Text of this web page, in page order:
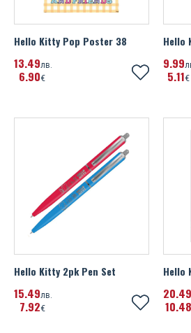
Hello Kitty Pop Poster 38
13 49лв.
6 90€
Hello
9 99
5 11€
Hello Kitty 2pk Pen Set
15 49лв.
7 92€
Hello
20 49
10 48